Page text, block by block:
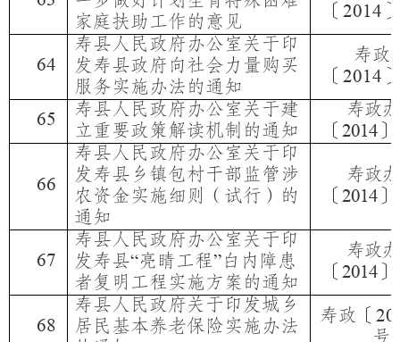
家庭扶助工作的意见
〔 2014 〕
64
寿县人民政府办公室关于印
发寿县政府向社会力量购买
服务实施办法的通知
寿政
〔 2014 〕
65
寿县人民政府办公室关于建
立重要政策解读机制的通知
寿政
〔 2014〕
66
寿县人民政府办公室关于印
发寿县乡镇包村干部监管涉
农资金实施细则（试行）的
通知
寿政
〔 2014〕
67
寿县人民政府办公室关于印
发寿县“亮睛工程” 白内障患
者复明工程实施方案的通知
寿政
〔 2014〕
68
寿县人民政府关于印发城乡
居民基本养老保险实施办法
寿政〔
号